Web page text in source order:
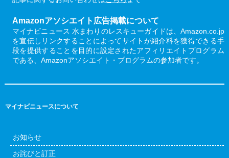
Amazonアソシエイト広告掲載について
マイナビニュース 水まわりのレスキューガイドは、Amazon.co.jp
を宣伝しリンクすることによってサイトが紹介料を獲得できる手
段を提供することを目的に設定されたアフィリエイトプログラム
である、Amazonアソシエイト・プログラムの参加者です。
マイナビニュースについて
お知らせ
お詫びと訂正